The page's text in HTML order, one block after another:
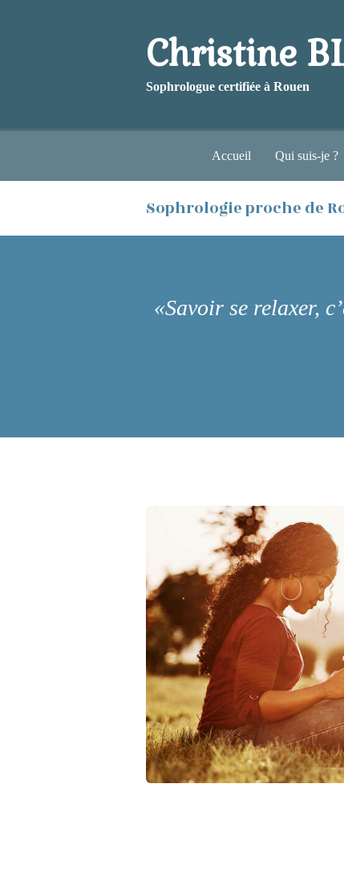
Christine
Sophrologue certifiée à Rouen
Accueil Qui suis-je ?
Sophrologie proche de
«Savoir se relaxer,